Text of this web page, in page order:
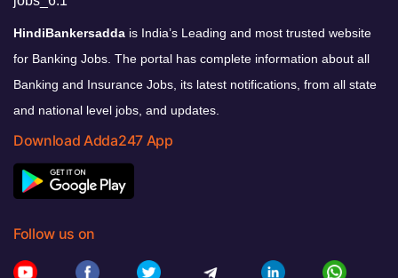
HindiBankersadda is India’s Leading and most trusted website
for Banking Jobs. The portal has complete information about all
Banking and Insurance Jobs, its latest notifications, from all state
and national level jobs, and updates.
Download Adda247 App
Follow us on